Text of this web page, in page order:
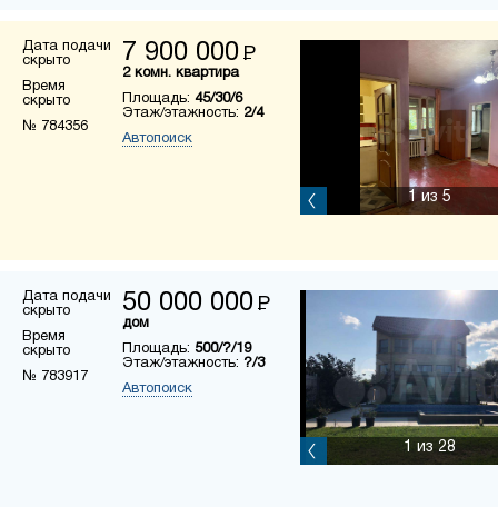
Дата подачи
скрыто
Время
скрыто
№ 784356
7 900 000 Р
2 комн. квартира
Площадь: 45/30/6
Этаж/этажность: 2/4
Автопоиск
1 из 5
Дата подачи
скрыто
Время
скрыто
№ 783917
50 000 000 Р
дом
Площадь: 500/?/19
Этаж/этажность: ?/3
Автопоиск
1 из 28